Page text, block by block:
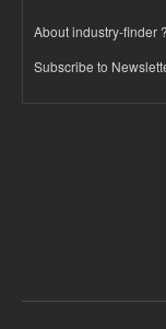
About industry-finder ?
Subscribe to